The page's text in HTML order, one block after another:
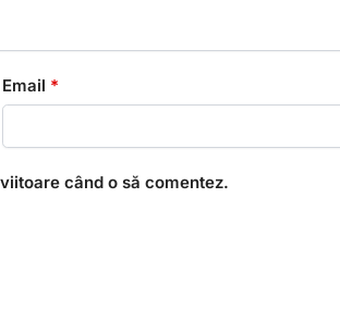
Email *
când o să comentez.